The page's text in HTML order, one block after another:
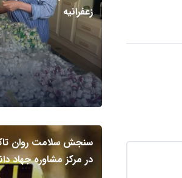
زعفرانیه
سنجش سلامت روان
در مرکز مشاوره جهاد